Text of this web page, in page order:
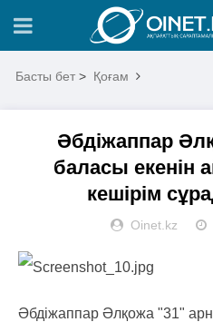
Басты бет > Қоғам
Әбдіжаппар
баласы екенін
кешірім
Oinet.kz
Әбдіжаппар Әлқожа "31"